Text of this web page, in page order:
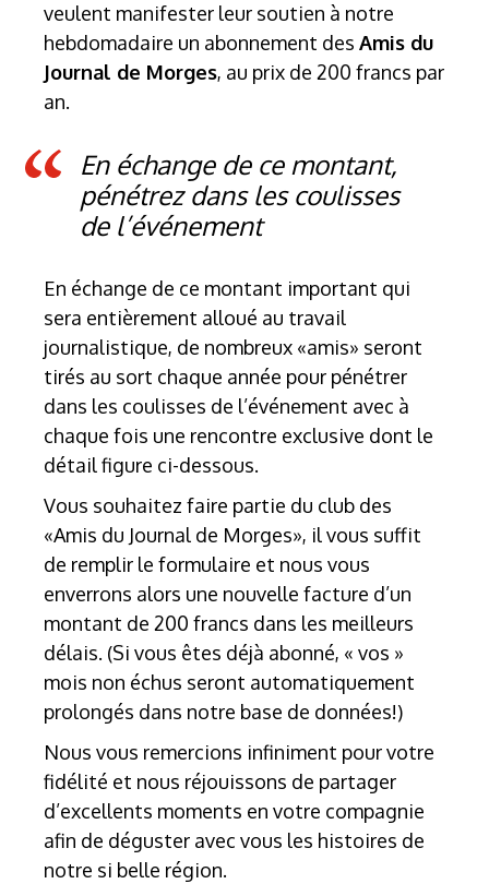
veulent manifester leur soutien à notre
hebdomadaire un abonnement des Amis du
Journal de Morges, au prix de 200 francs par
an.
En échange de ce montant,
pénétrez dans les coulisses
de l’événement
En échange de ce montant important qui
sera entièrement alloué au travail
journalistique, de nombreux «amis» seront
tirés au sort chaque année pour pénétrer
dans les coulisses de l’événement avec à
chaque fois une rencontre exclusive dont le
détail figure ci-dessous.
Vous souhaitez faire partie du club des
«Amis du Journal de Morges», il vous suffit
de remplir le formulaire et nous vous
enverrons alors une nouvelle facture d’un
montant de 200 francs dans les meilleurs
délais. (Si vous êtes déjà abonné, « vos »
mois non échus seront automatiquement
prolongés dans notre base de données!)
Nous vous remercions infiniment pour votre
fidélité et nous réjouissons de partager
d’excellents moments en votre compagnie
afin de déguster avec vous les histoires de
notre si belle région.